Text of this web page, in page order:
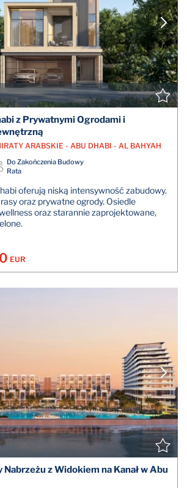
z Prywatnymi Ogrodami i
ARABSKIE - ABU DHABI - AL BAHYAH
Do Zakończenia Budowy
Rata
oferują niską intensywność zabudowy.
oraz prywatne ogrody. Osiedle
oraz starannie zaprojektowane,
EUR
z Widokiem na Kanał w Abu